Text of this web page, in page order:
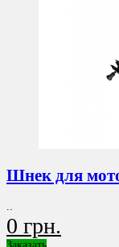
Шнек для
0 грн.